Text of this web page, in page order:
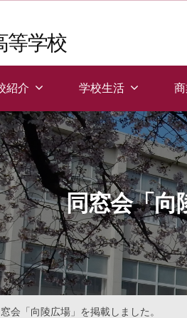
等学校
紹介 学校生活
同窓会「向
会「向陵広場」を掲載しました。